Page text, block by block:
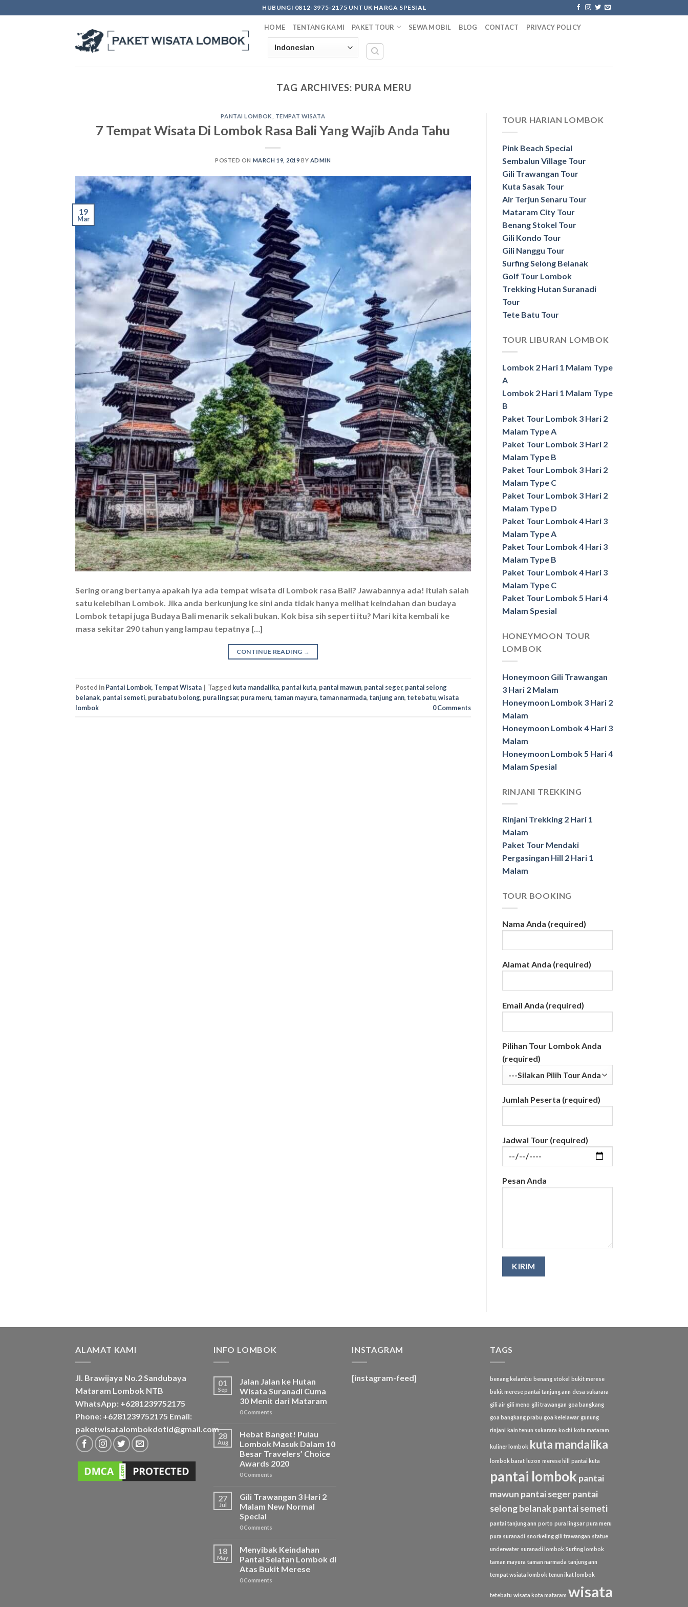
to
HUBUNGI 0812-3975-2175 UNTUK HARGA SPESIAL
HOME TENTANG KAMI PAKET TOUR SEWA MOBIL BLOG CONTACT PRIVACY POLICY
TAG ARCHIVES: PURA MERU
PANTAI LOMBOK TEMPAT WISATA
7 Tempat Wisata Di Lombok Rasa Bali Yang Wajib Anda Tahu
POSTED ON MARCH 19, 2019 BY ADMIN
19
Mar
Sering orang bertanya apakah iya ada tempat wisata di Lombok rasa Bali? Jawabannya ada! itulah salah
satu kelebihan Lombok. Jika anda berkunjung ke sini anda tidak hanya melihat keindahan dan budaya
Lombok tetapi juga Budaya Bali menarik sekali bukan. Kok bisa sih seperti itu? Mari kita kembali ke
masa sekitar 290 tahun yang lampau tepatnya […]
CONTINUE READING →
Posted inPantai Lombok, Tempat Wisata | Tagged kuta mandalika, pantai kuta, pantai mawun, pantai seger, pantai selong
belanak, pantai semeti, pura batu bolong, pura lingsar, pura meru, taman mayura, taman narmada, tanjung ann, tetebatu,wisata
lombok
0 Comments
TOUR HARIAN LOMBOK
Pink Beach Special
Sembalun Village Tour
Gili Trawangan Tour
Kuta Sasak Tour
Air Terjun Senaru Tour
Mataram City Tour
Benang Stokel Tour
Gili Kondo Tour
Gili Nanggu Tour
Surfing Selong Belanak
Golf Tour Lombok
Trekking Hutan Suranadi
Tour
Tete Batu Tour
TOUR LIBURAN LOMBOK
Lombok 2 Hari 1 Malam Type
A
Lombok 2 Hari 1 Malam Type
B
Paket Tour Lombok 3 Hari 2
Malam Type A
Paket Tour Lombok 3 Hari 2
Malam Type B
Paket Tour Lombok 3 Hari 2
Malam Type C
Paket Tour Lombok 3 Hari 2
Malam Type D
Paket Tour Lombok 4 Hari 3
Malam Type A
Paket Tour Lombok 4 Hari 3
Malam Type B
Paket Tour Lombok 4 Hari 3
Malam Type C
Paket Tour Lombok 5 Hari 4
Malam Spesial
HONEYMOON TOUR
LOMBOK
Honeymoon Gili Trawangan
3 Hari 2 Malam
Honeymoon Lombok 3 Hari 2
Malam
Honeymoon Lombok 4 Hari 3
Malam
Honeymoon Lombok 5 Hari 4
Malam Spesial
RINJANI TREKKING
Rinjani Trekking 2 Hari 1
Malam
Paket Tour Mendaki
Pergasingan Hill 2 Hari 1
Malam
TOUR BOOKING
Nama Anda (required)
Alamat Anda (required)
Email Anda (required)
Pilihan Tour Lombok Anda
(required)
Jumlah Peserta (required)
Jadwal Tour (required)
Pesan Anda
ALAMAT KAMI
Jl. Brawijaya No.2 Sandubaya
Mataram Lombok NTB
WhatsApp: +6281239752175
Phone: +6281239752175 Email:
paketwisatalombokdotid@gmail.com
INFO LOMBOK
01
Sep
Jalan Jalan ke Hutan
Wisata Suranadi Cuma
30 Menit dari Mataram
0 Comments
28
Aug
Hebat Banget! Pulau
Lombok Masuk Dalam 10
Besar Travelers’ Choice
Awards 2020
0 Comments
27
Jul
Gili Trawangan 3 Hari 2
Malam New Normal
Special
0 Comments
18
May
Menyibak Keindahan
Pantai Selatan Lombok di
Atas Bukit Merese
0 Comments
INSTAGRAM
[instagram-feed]
TAGS
benang kelambu benang stokel bukit merese
bukit merese pantai tanjung ann desa sukarara
gili air gili meno gili trawangan goa bangkang
goa bangkang prabu goa kelelawar gunung
rinjani kain tenun sukarara kochi kota mataram
kuliner lombok kuta mandalika
lombok barat luzon merese hill pantai kuta
pantai lombok pantai
mawun pantai segerpantai
selong belanak pantai semeti
pantai tanjung ann porto pura lingsar pura meru
pura suranadi snorkeling gili trawangan statue
underwater suranadi lombok Surfing lombok
taman mayura taman narmada tanjung ann
tempat wsiata lombok tenun ikat lombok
tetebatu wisata kota mataram wisata